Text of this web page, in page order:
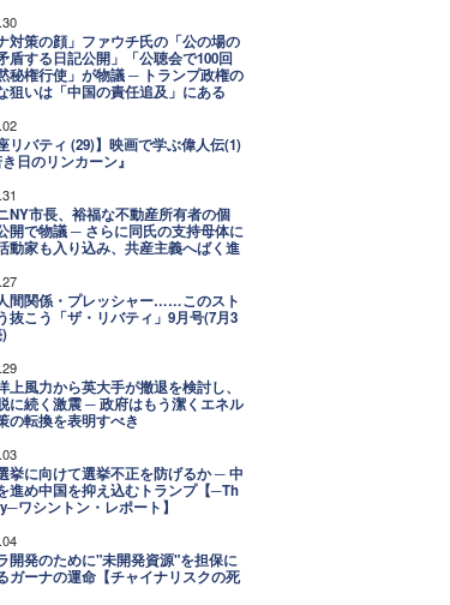
対策の顔」ファウチ氏の「公の場の
盾する日記公開」「公聴会で100回
秘権行使」が物議 ─ トランプ政権の
狙いは「中国の責任追及」にある
リバティ (29)】映画で学ぶ偉人伝(1)
日のリンカーン』
NY市長、裕福な不動産所有者の個
開で物議 ─ さらに同氏の支持母体に
動家も入り込み、共産主義へばく進
間関係・プレッシャー……このスト
抜こう「ザ・リバティ」9月号(7月3
上風力から英大手が撤退を検討し、
に続く激震 ─ 政府はもう潔くエネル
の転換を表明すべき
挙に向けて選挙不正を防げるか ─ 中
進め中国を抑え込むトランプ【─Th
ワシントン・レポート】
開発のために"未開発資源"を担保に
ガーナの運命【チャイナリスクの死